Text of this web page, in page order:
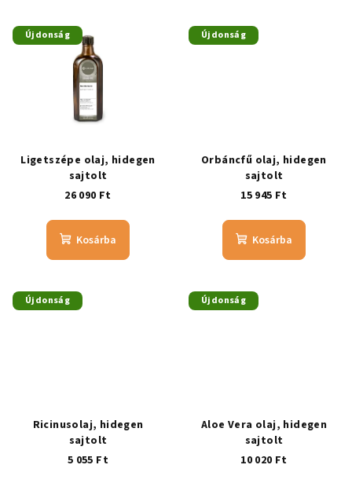
Újdonság
Ligetszépe olaj, hidegen
sajtolt
26 090 Ft
Kosárba
Újdonság
Orbáncfű olaj, hidegen
sajtolt
15 945 Ft
Kosárba
Újdonság
Ricinusolaj, hidegen
sajtolt
5 055 Ft
Újdonság
Aloe Vera olaj, hidegen
sajtolt
10 020 Ft